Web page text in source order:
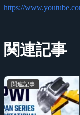
https://
関連記事
関連記事